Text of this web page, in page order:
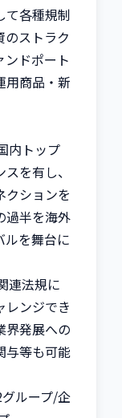
て各種規制
のストラク
ンドポート
用商品・新
内トップ
を有し、
クションを
過半を海外
ルを舞台に
連法規に
レンジでき
界発展への
与等も可能
ループ/企